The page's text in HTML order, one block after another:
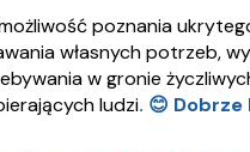
poznania
własnych potrzeb,
w gronie
ludzi. 😊 Dobrze